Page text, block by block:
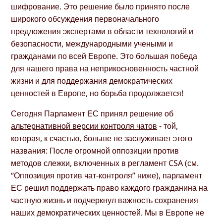
шифрование. Это решение было принято после
широкого обсуждения первоначального
предложения экспертами в области технологий и
безопасности, международными учеными и
гражданами по всей Европе. Это большая победа
для нашего права на неприкосновенность частной
жизни и для поддержания демократических
ценностей в Европе, но борьба продолжается!
Сегодня Парламент ЕС принял решение об
альтернативной версии контроля чатов - той,
которая, к счастью, больше не заслуживает этого
названия: После огромной оппозиции против
методов слежки, включенных в регламент CSA (см.
“Оппозиция против чат-контроля” ниже), парламент
ЕС решил поддержать право каждого гражданина на
частную жизнь и подчеркнул важность сохранения
наших демократических ценностей. Мы в Европе не